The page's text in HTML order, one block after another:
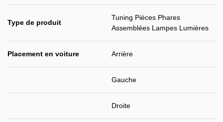
Type de produit
Tuning Pièces Phares
Assemblées Lampes Lumières
Placement en voiture Arrière
Gauche
Droite